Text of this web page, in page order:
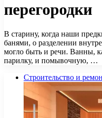
перегородки
В старину, когда наши
банями, о разделении
могло быть и речи. Ванны,
парилку, и помывочную, …
Строительство и